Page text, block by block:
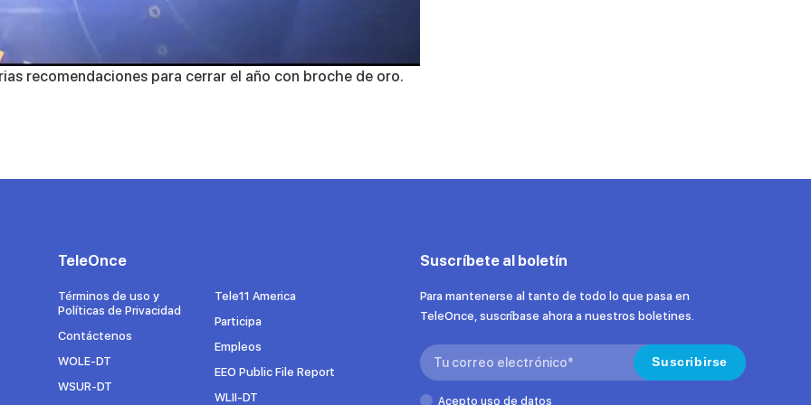
recomendaciones para cerrar el año con broche de oro.
TeleOnce
Términos de uso y
Políticas de Privacidad
Contáctenos
WOLE-DT
WSUR-DT
Tele11 America
Participa
Empleos
EEO Public File Report
WLII-DT
Suscríbete al boletín
Para mantenerse al tanto de todo lo que pasa en
TeleOnce, suscríbase ahora a nuestros boletines.
Search: Suscribirse
Acepto uso de datos